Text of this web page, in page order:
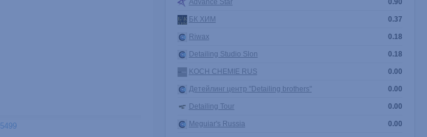
5499
0.90
Advance Star
0.37
БК ХИМ
0.18
Riwax
0.18
Detailing Studio Slon
0.00
KOCH CHEMIE RUS
0.00
Детейлинг центр "Detailing brothers"
0.00
Detailing Tour
0.00
Meguiar's Russia